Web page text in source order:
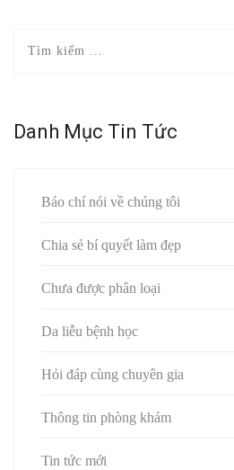
Danh Mục Tin Tức
Báo chí nói về chúng tôi
Chia sẻ bí quyết làm đẹp
Chưa được phân loại
Da liễu bệnh học
Hỏi đáp cùng chuyên gia
Thông tin phòng khám
Tin tức mới